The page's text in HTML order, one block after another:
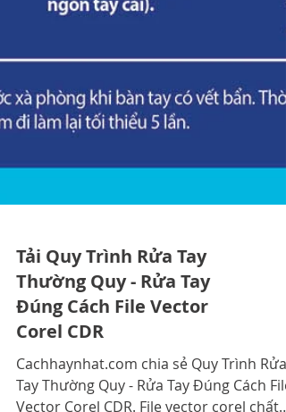
Tải Quy Trình Rửa Tay